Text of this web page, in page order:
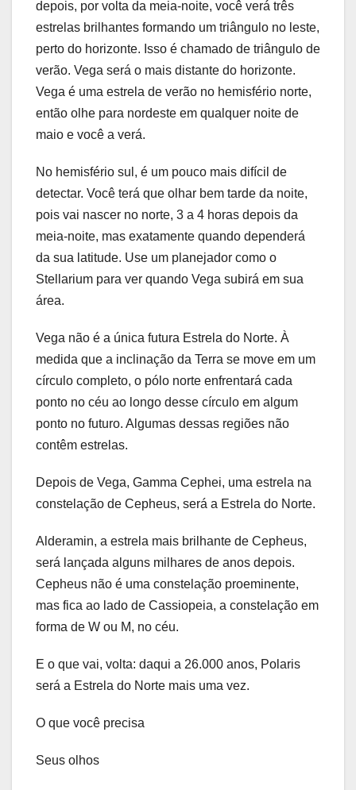
depois, por volta da meia-noite, você verá três
estrelas brilhantes formando um triângulo no leste,
perto do horizonte. Isso é chamado de triângulo de
verão. Vega será o mais distante do horizonte.
Vega é uma estrela de verão no hemisfério norte,
então olhe para nordeste em qualquer noite de
maio e você a verá.
No hemisfério sul, é um pouco mais difícil de
detectar. Você terá que olhar bem tarde da noite,
pois vai nascer no norte, 3 a 4 horas depois da
meia-noite, mas exatamente quando dependerá
da sua latitude. Use um planejador como o
Stellarium para ver quando Vega subirá em sua
área.
Vega não é a única futura Estrela do Norte. À
medida que a inclinação da Terra se move em um
círculo completo, o pólo norte enfrentará cada
ponto no céu ao longo desse círculo em algum
ponto no futuro. Algumas dessas regiões não
contêm estrelas.
Depois de Vega, Gamma Cephei, uma estrela na
constelação de Cepheus, será a Estrela do Norte.
Alderamin, a estrela mais brilhante de Cepheus,
será lançada alguns milhares de anos depois.
Cepheus não é uma constelação proeminente,
mas fica ao lado de Cassiopeia, a constelação em
forma de W ou M, no céu.
E o que vai, volta: daqui a 26.000 anos, Polaris
será a Estrela do Norte mais uma vez.
O que você precisa
Seus olhos